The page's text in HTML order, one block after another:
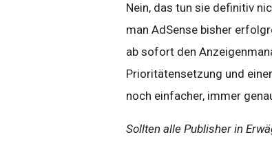
Nein, das tun sie definitiv
man AdSense bisher
ab sofort den
Prioritätensetzung und
noch einfacher, immer
Sollten alle Publisher in